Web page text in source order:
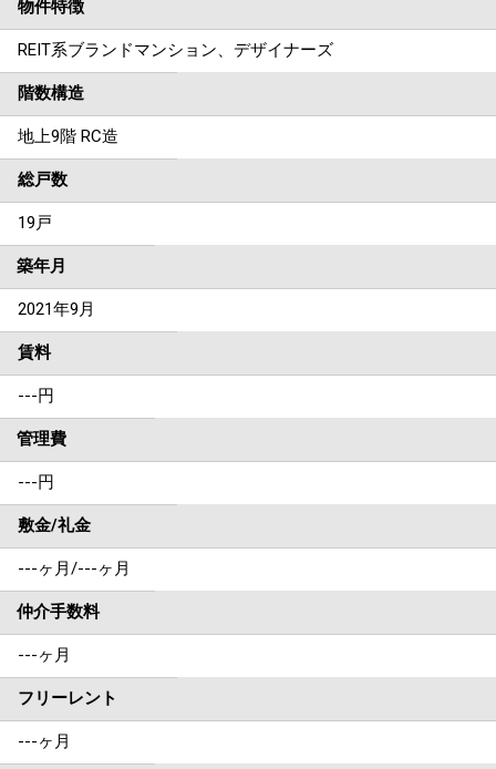
物件特徴
REIT系ブランドマンション、デザイナーズ
階数構造
地上9階 RC造
総戸数
19戸
築年月
2021年9月
賃料
---円
管理費
---円
敷金/礼金
---ヶ月/---ヶ月
仲介手数料
---ヶ月
フリーレント
---ヶ月